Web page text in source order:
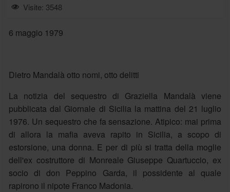
Visite: 3548
6 maggio 1979
Dietro Mandalà otto nomi, otto delitti
La notizia del sequestro di Graziella Mandalà viene
pubblicata dal Giornale di Sicilia la mattina del 21 luglio
1976. Un sequestro che fa sensazione. Atipico: mai prima
di allora la mafia aveva rapito in Sicilia, a scopo di
estorsione, una donna. E per di più si tratta della moglie
dell'ex costruttore di Monreale Giuseppe Quartuccio, ex
socio di don Peppino Garda, il possidente al quale
rapirono il nipote Franco Madonia.